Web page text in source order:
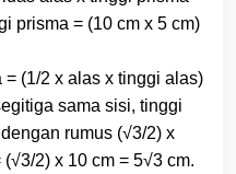
prisma = (10 cm x 5 cm)
(1/2 x alas x tinggi alas)
sama sisi, tinggi
rumus (√3/2) x
2) x 10 cm = 5√3 cm.